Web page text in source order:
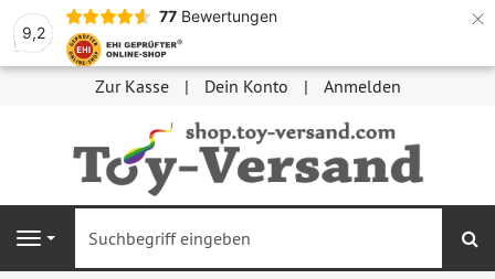
9,2
77 Bewertungen ×
Zur Kasse Dein Konto Anmelden
Navigation